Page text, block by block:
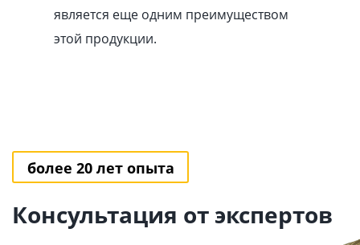
является еще одним преимуществом
этой продукции.
более 20 лет опыта
Консультация от экспертов